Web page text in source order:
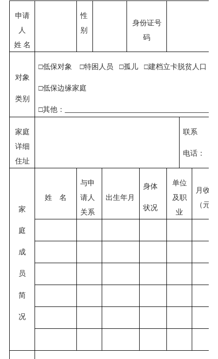
申请
人
姓 名
性
别
身份证号
码
对象
类别
□低保对象 □特困人员 □孤儿 □建档立卡脱贫人口
□低保边缘家庭
□其他：
家庭
详细
住址
联系
电话：
家
庭
成
员
简
况
姓 名
与申
请人
关系
出生年月
身体
状况
单位
及职
业
月收入
（元）